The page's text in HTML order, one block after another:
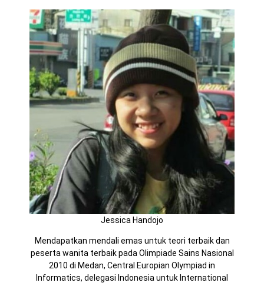
Jessica Handojo
Mendapatkan mendali emas untuk teori terbaik dan
peserta wanita terbaik pada Olimpiade Sains Nasional
2010 di Medan, Central Europian Olympiad in
Informatics, delegasi Indonesia untuk International